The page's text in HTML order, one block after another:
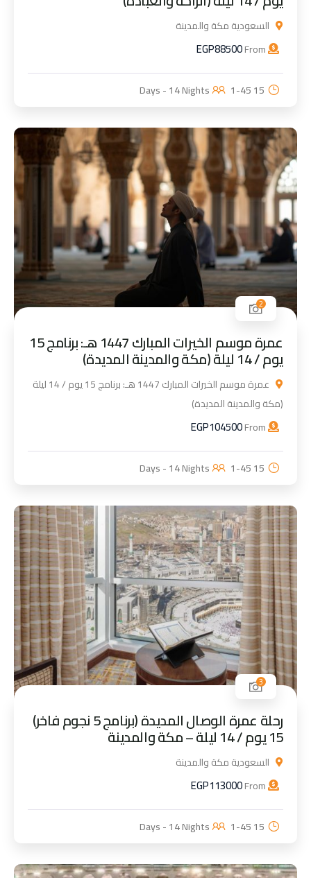
السعودية مكة والمدينة
EGP88500
15 Days - 14 Nights
1-45
2
عمرة موسم الخيرات المبارك 1447 هـ: برنامج 15
يوم / 14 ليلة (مكة والمدينة المديدة)
عمرة موسم الخيرات المبارك 1447 هـ: برنامج 15 يوم / 14 ليلة
(مكة والمدينة المديدة)
EGP104500
15 Days - 14 Nights
1-45
3
رحلة عمرة الوصال المديدة (برنامج 5 نجوم فاخر)
15 يوم / 14 ليلة – مكة والمدينة
السعودية مكة والمدينة
EGP113000
15 Days - 14 Nights
1-45